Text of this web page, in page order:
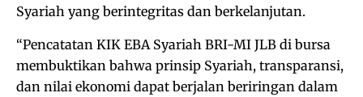
Syariah yang berintegritas dan berkelanjutan.
“Pencatatan KIK EBA Syariah BRI-MI JLB di bursa
membuktikan bahwa prinsip Syariah, transparansi,
dan nilai ekonomi dapat berjalan beriringan dalam